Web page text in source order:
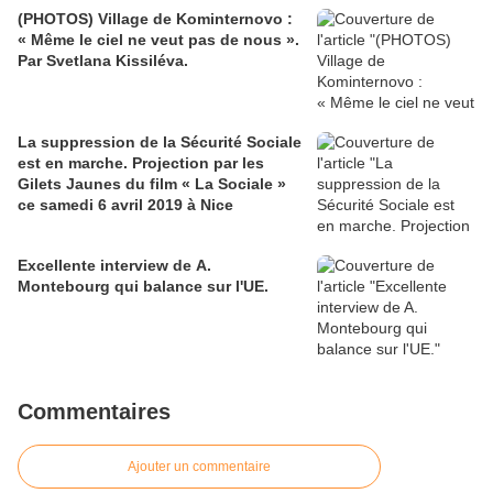
(PHOTOS) Village de Kominternovo :
« Même le ciel ne veut pas de nous ».
Par Svetlana Kissiléva.
La suppression de la Sécurité Sociale
est en marche. Projection par les
Gilets Jaunes du film « La Sociale »
ce samedi 6 avril 2019 à Nice
Excellente interview de A.
Montebourg qui balance sur l'UE.
Commentaires
Ajouter un commentaire